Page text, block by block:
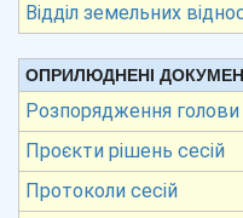
Відділ земельних
ОПРИЛЮДНЕНІ
Розпорядження голови
Проєкти рішень сесій
Протоколи сесій